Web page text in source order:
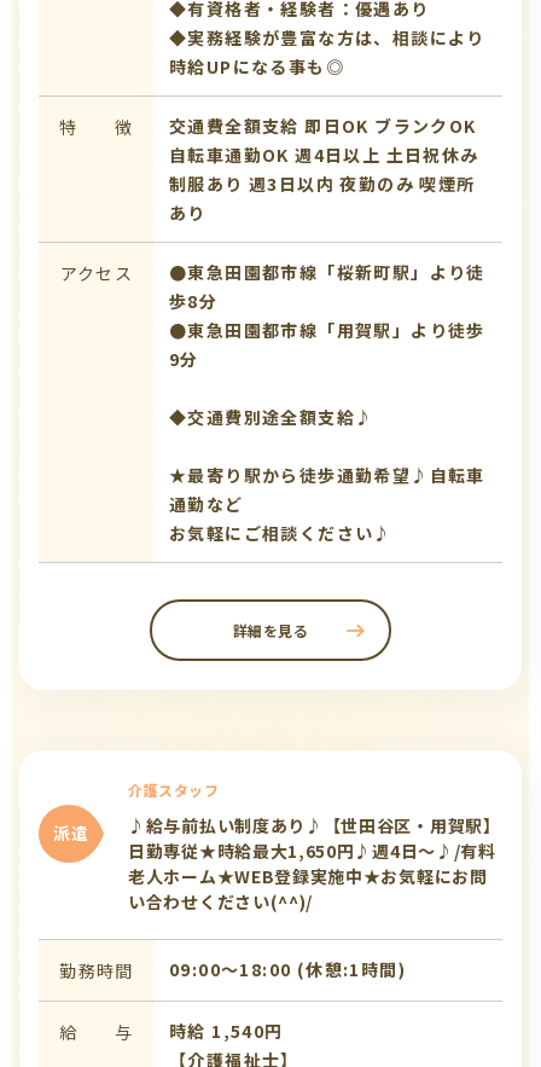
◆有資格者・経験者：優遇あり
◆実務経験が豊富な方は、相談により
時給UPになる事も◎
特 徴 交通費全額支給 即日OK ブランクOK
自転車通勤OK 週4日以上 土日祝休み
制服あり 週3日以内 夜勤のみ 喫煙所
あり
アクセス
●東急田園都市線「桜新町駅」より徒
歩8分
●東急田園都市線「用賀駅」より徒歩
9分
◆交通費別途全額支給♪
★最寄り駅から徒歩通勤希望♪自転車
通勤など
お気軽にご相談ください♪
詳細を見る
派遣
介護スタッフ
♪給与前払い制度あり♪【世田谷区・用賀駅】
日勤専従★時給最大1,650円♪週4日～♪/有料
老人ホーム★WEB登録実施中★お気軽にお問
い合わせください(^^)/
勤務時間 09:00〜18:00 (休憩:1時間)
給 与
時給 1,540円
【介護福祉士】